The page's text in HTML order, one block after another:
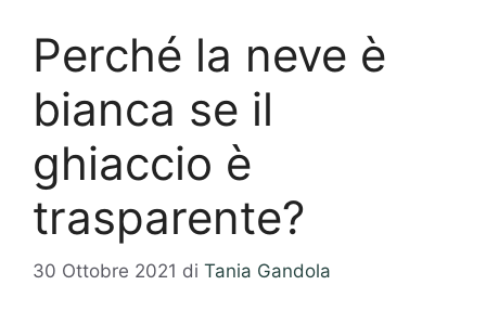
Perché la neve è
bianca se il
ghiaccio è
trasparente?
30 Ottobre 2021 di Tania Gandola